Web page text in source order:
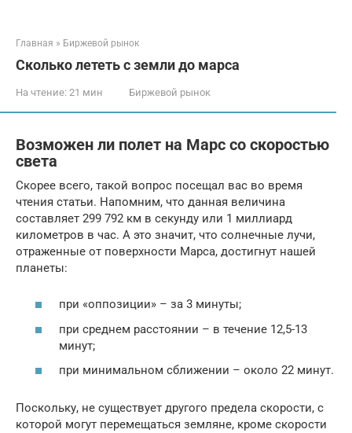
Главная » Биржевой рынок
Сколько лететь с земли до марса
На чтение: 21 мин Биржевой рынок
Возможен ли полет на Марс со скоростью
света
Скорее всего, такой вопрос посещал вас во время
чтения статьи. Напомним, что данная величина
составляет 299 792 км в секунду или 1 миллиард
километров в час. А это значит, что солнечные лучи,
отраженные от поверхности Марса, достигнут нашей
планеты:
при «оппозиции» – за 3 минуты;
при среднем расстоянии – в течение 12,5-13
минут;
при минимальном сближении – около 22 минут.
Поскольку, не существует другого предела скорости, с
которой могут перемещаться земляне, кроме скорости